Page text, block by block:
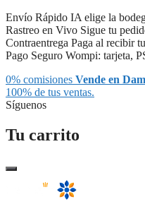
Envío Rápido IA elige la
Rastreo en Vivo Sigue tu
Contraentrega Paga al recibir
Pago Seguro Wompi: tarjeta,
0% comisiones Vende en
100% de tus ventas.
Síguenos
Tu carrito